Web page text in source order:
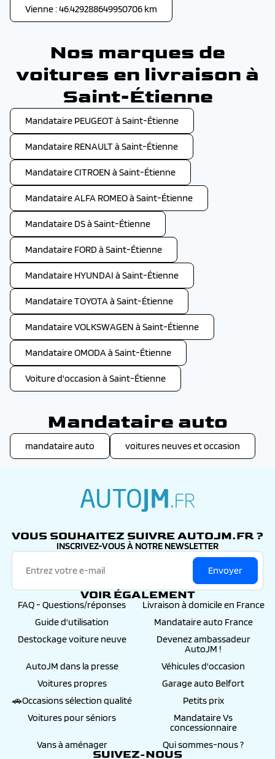
Vienne : 46.429288649950706 km
Nos marques de
voitures en livraison à
Saint-Étienne
Mandataire PEUGEOT à Saint-Étienne
Mandataire RENAULT à Saint-Étienne
Mandataire CITROEN à Saint-Étienne
Mandataire ALFA ROMEO à Saint-Étienne
Mandataire DS à Saint-Étienne
Mandataire FORD à Saint-Étienne
Mandataire HYUNDAI à Saint-Étienne
Mandataire TOYOTA à Saint-Étienne
Mandataire VOLKSWAGEN à Saint-Étienne
Mandataire OMODA à Saint-Étienne
Voiture d'occasion à Saint-Étienne
Mandataire auto
mandataire auto voitures neuves et occasion
VOUS SOUHAITEZ SUIVRE AUTOJM.FR ?
INSCRIVEZ-VOUS À NOTRE NEWSLETTER
Envoyer
VOIR ÉGALEMENT
FAQ - Questions/réponses
Livraison à domicile en France
Guide d'utilisation
Mandataire auto France
Destockage voiture neuve
Devenez ambassadeur
AutoJM !
AutoJM dans la presse
Véhicules d'occasion
Voitures propres
Garage auto Belfort
🚗Occasions sélection qualité
Petits prix
Voitures pour séniors
Mandataire Vs
concessionnaire
Vans à aménager
Qui sommes-nous ?
SUIVEZ-NOUS